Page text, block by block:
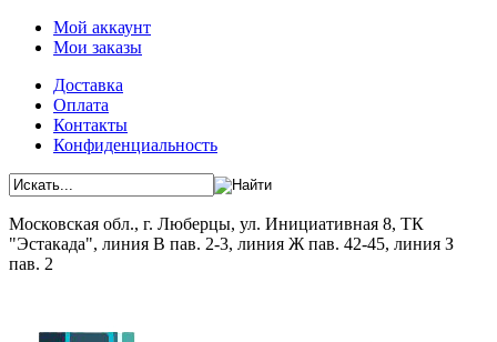
Мой аккаунт
Мои заказы
Доставка
Оплата
Контакты
Конфиденциальность
Московская обл., г. Люберцы, ул. Инициативная 8, ТК
"Эстакада", линия В пав. 2-3, линия Ж пав. 42-45, линия З
пав. 2